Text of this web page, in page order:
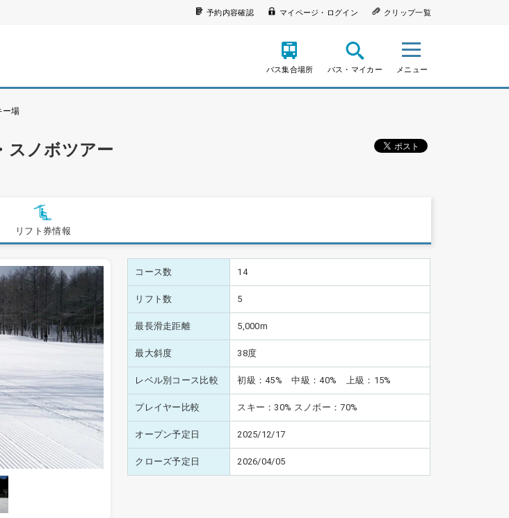
予約内容確認 マイページ・ログイン クリップ一覧
バス集合場所 バス・マイカー メニュー
ー場
スノボツアー
リフト券情報
コース数 14
リフト数 5
最長滑走距離 5,000m
最大斜度 38度
レベル別コース比較 初級：45% 中級：40% 上級：15%
プレイヤー比較 スキー：30% スノボー：70%
オープン予定日 2025/12/17
クローズ予定日 2026/04/05